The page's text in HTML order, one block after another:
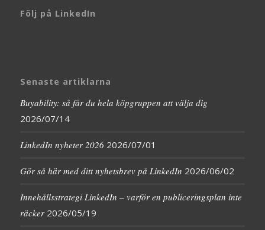
Följ på LinkedIn
Senaste artiklarna
Buyability: så får du hela köpgruppen att välja dig
2026/07/14
LinkedIn nyheter 2026 2026/07/01
Gör så här med ditt nyhetsbrev på LinkedIn 2026/06/02
Innehållsstrategi LinkedIn – varför en publiceringsplan inte
räcker 2026/05/19